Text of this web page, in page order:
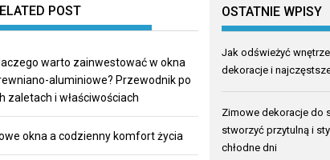
POST
warto zainwestować w okna
aluminiowe? Przewodnik po
zaletach i właściwościach
okna a codzienny komfort życia
OSTATNIE WPISY
Jak odświeżyć
dekoracje i
Zimowe dekoracje do
stworzyć przytulną i
chłodne dni